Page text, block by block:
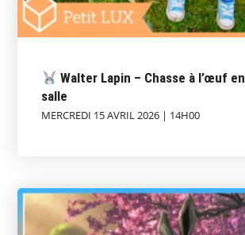
Walter Lapin – Chasse à l’œuf en
salle
MERCREDI 15 AVRIL 2026 | 14H00